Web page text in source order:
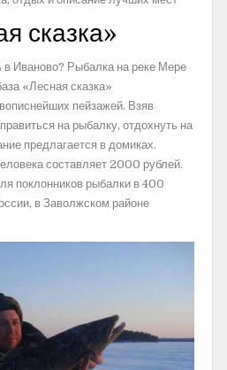
сказка»
в Иваново? Рыбалка на реке Мере
«Лесная сказка»
пейзажей. Взяв
на рыбалку, отдохнуть на
предлагается в домиках.
составляет 2000 рублей.
поклонников рыбалки в 400
в Заволжском районе